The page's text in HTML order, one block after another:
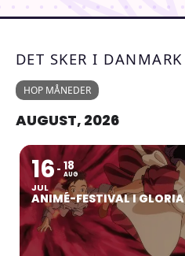
DET SKER I DANMARK
HOP MÅNEDER
AUGUST, 2026
16
JUL
18
AUG
ANIMÉ-FESTIVAL I GLORIA